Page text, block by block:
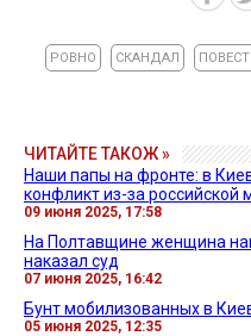
РОВНО СКАНДАЛ
ЧИТАЙТЕ ТАКОЖ »
Наши папы на фронте: в
конфликт из-за российской
09 июня 2025, 17:58
На Полтавщине женщина
наказал суд
07 июня 2025, 16:42
Бунт мобилизованных в
05 июня 2025, 12:35